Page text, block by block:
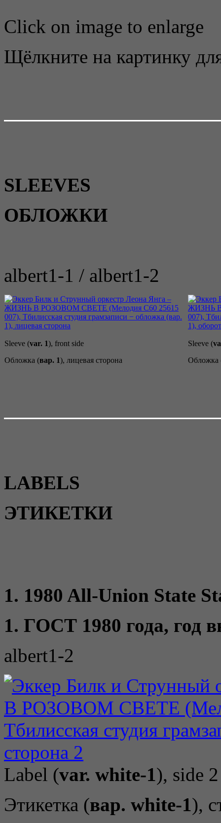
Click on image to enlarge
Щёлкните на картинку
SLEEVES
ОБЛОЖКИ
albert1-1 / albert1-2
Sleeve (var. 1), front side
Обложка (вар. 1), лицевая сторона
Sleeve (
Обложка
LABELS
ЭТИКЕТКИ
1. 1980 All-Union State
1. ГОСТ 1980 года, год
albert1-2
Label (var. white-1), side 2
Этикетка (вар. white-1),